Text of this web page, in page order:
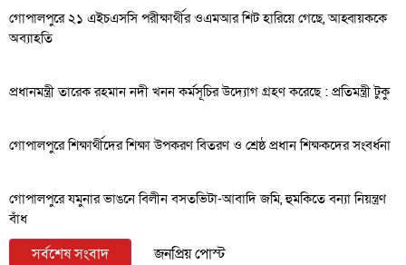
গোপালপুরে ২১ এইচএসসি পরীক্ষার্থীর ওএমআর শিট হারিয়ে গেছে, আহ্বায়ককে
অব্যাহতি
প্রধানমন্ত্রী তারেক রহমান নদী খনন কর্মসূচির উদ্যোগ গ্রহণ করেছে : প্রতিমন্ত্রী টুকু
গোপালপুরে শিক্ষার্থীদের শিক্ষা উপকরণ বিতরণ ও শ্রেষ্ঠ প্রধান শিক্ষকদের সংবর্ধনা
গোপালপুরে যমুনার ভাঙনে বিলীন বসতভিটা-আবাদি জমি, হুমকিতে বন্যা নিয়ন্ত্রণ
বাঁধ
সর্বশেষ সংবাদ জনপ্রিয় পোস্ট